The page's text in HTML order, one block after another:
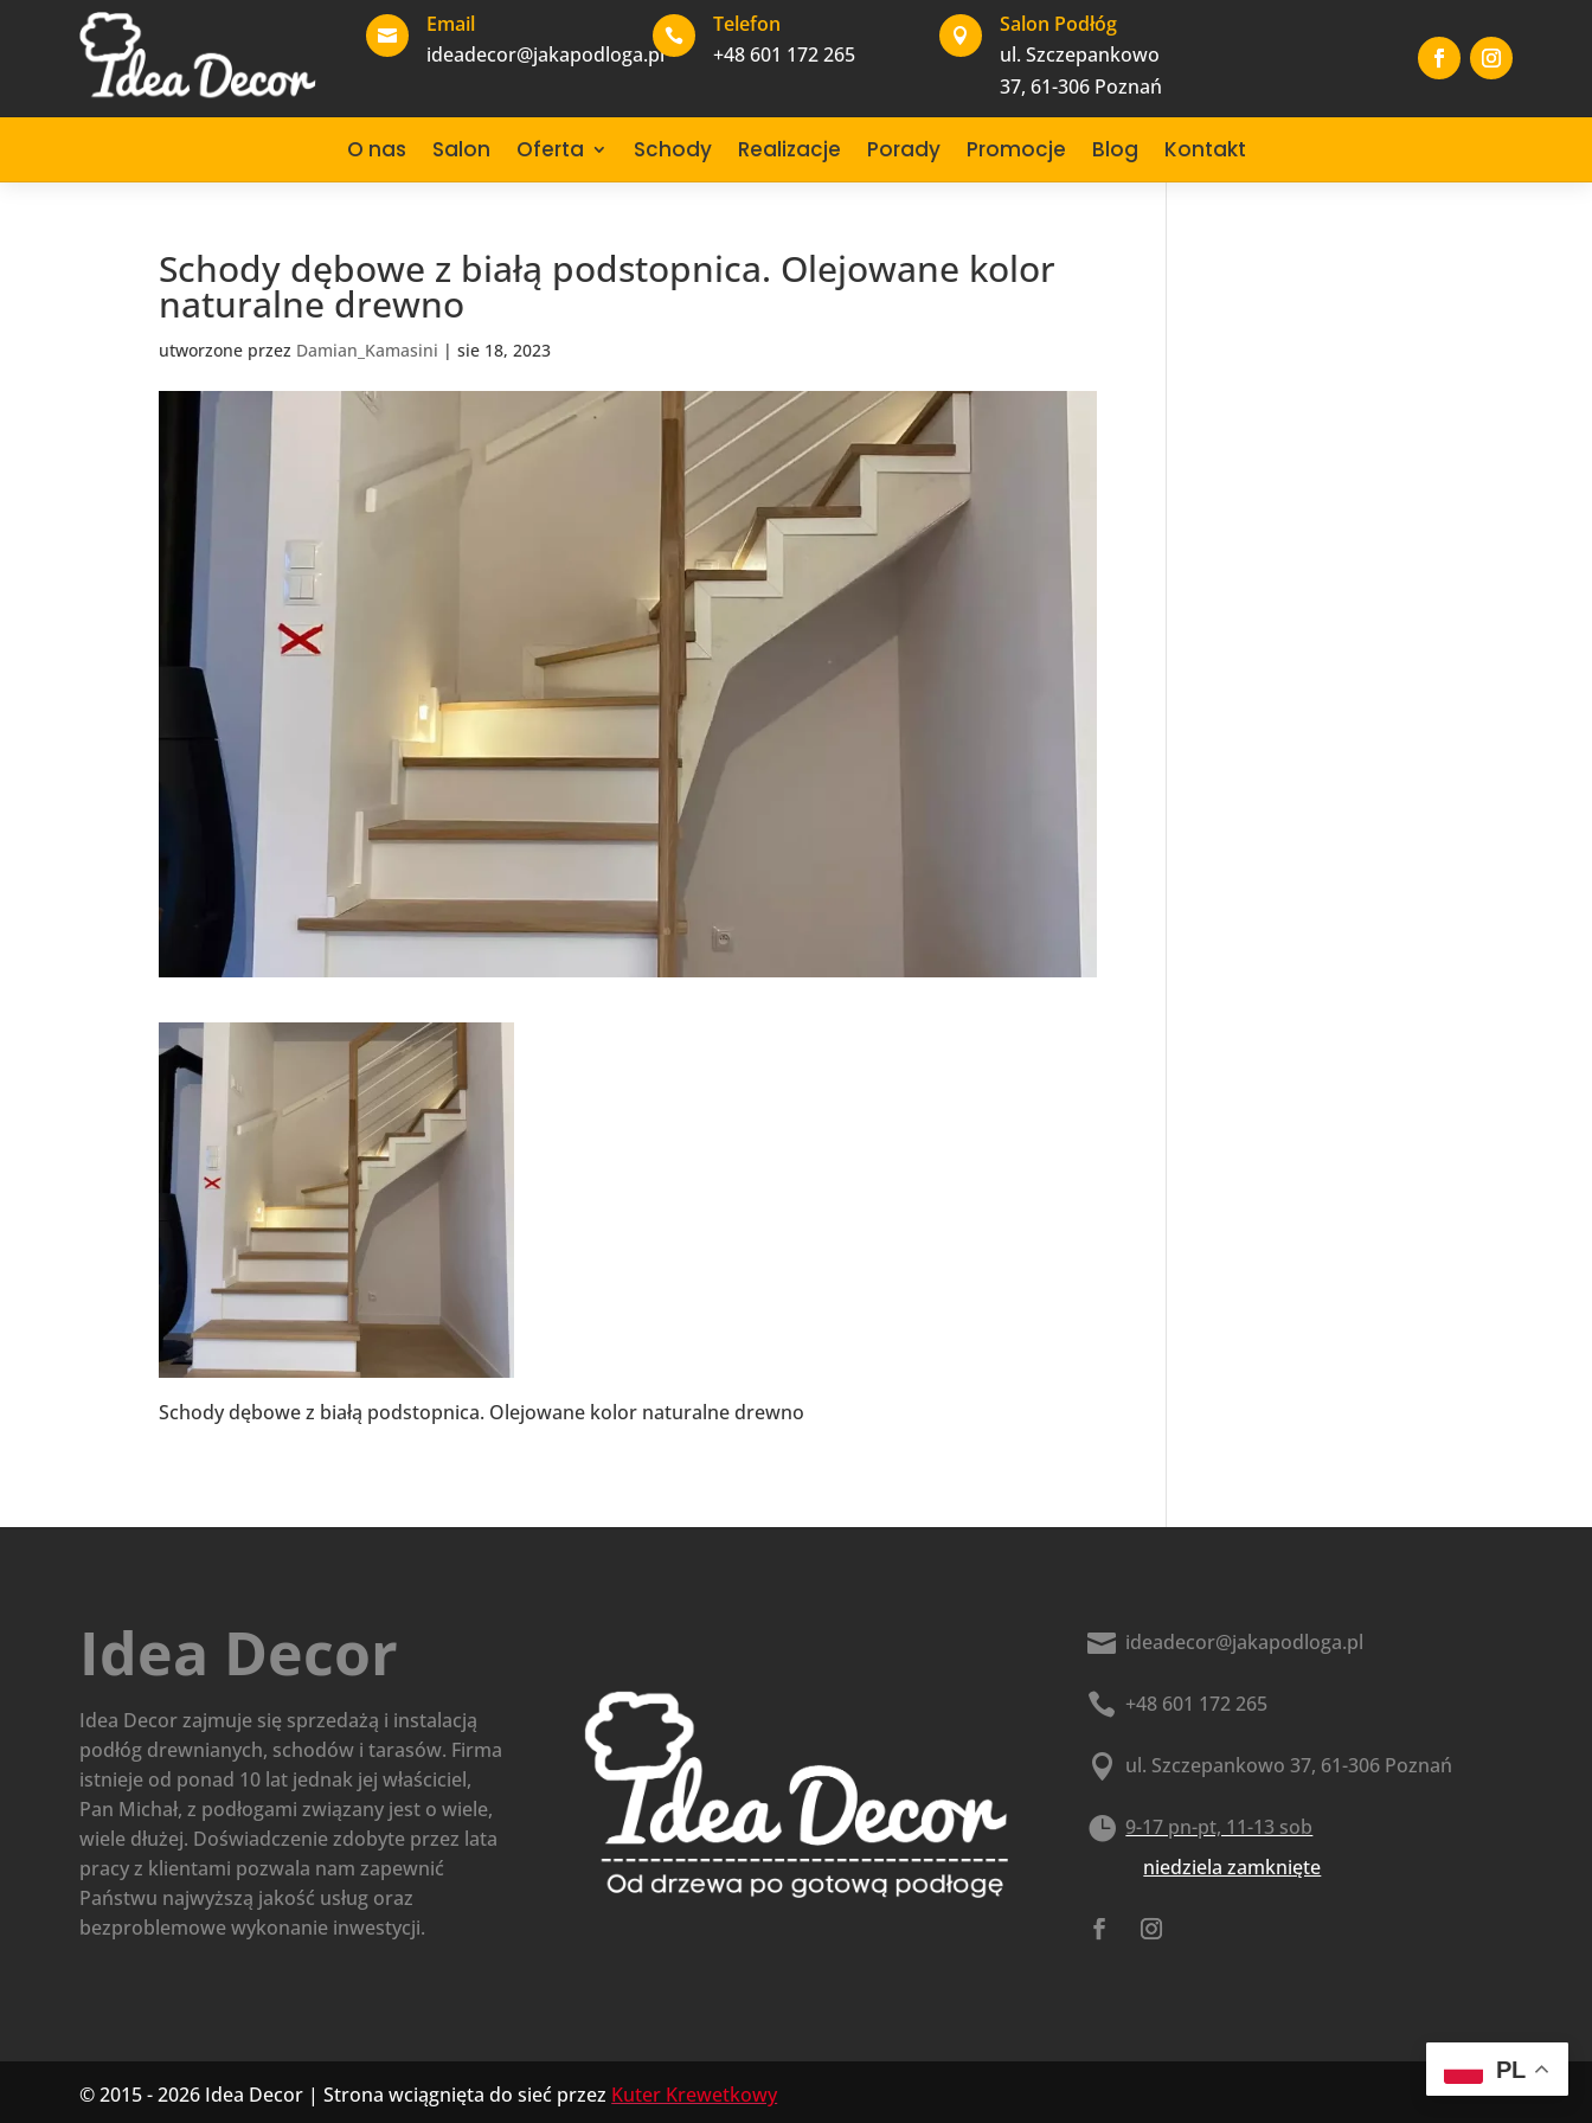

Email
ideadecor@jakapodloga.pl

Telefon
+48 601 172 265

Salon Podłóg
ul. Szczepankowo
37, 61-306 Poznań
O nas Salon Oferta Schody Realizacje Porady Promocje Blog Kontakt
Schody dębowe z białą podstopnica. Olejowane kolor
naturalne drewno
utworzone przez Damian_Kamasini |sie 18, 2023
Schody dębowe z białą podstopnica. Olejowane kolor naturalne drewno
Idea Decor
Idea Decor zajmuje się sprzedażą i instalacją
podłóg drewnianych, schodów i tarasów. Firma
istnieje od ponad 10 lat jednak jej właściciel,
Pan Michał, z podłogami związany jest o wiele,
wiele dłużej. Doświadczenie zdobyte przez lata
pracy z klientami pozwala nam zapewnić
Państwu najwyższą jakość usług oraz
bezproblemowe wykonanie inwestycji.
 ideadecor@jakapodloga.pl
 +48 601 172 265
 ul. Szczepankowo 37, 61-306 Poznań
 9-17 pn-pt, 11-13 sob
niedziela zamknięte
© 2015 - 2026 Idea Decor | Strona wciągnięta do sieć przez Kuter Krewetkowy
PL